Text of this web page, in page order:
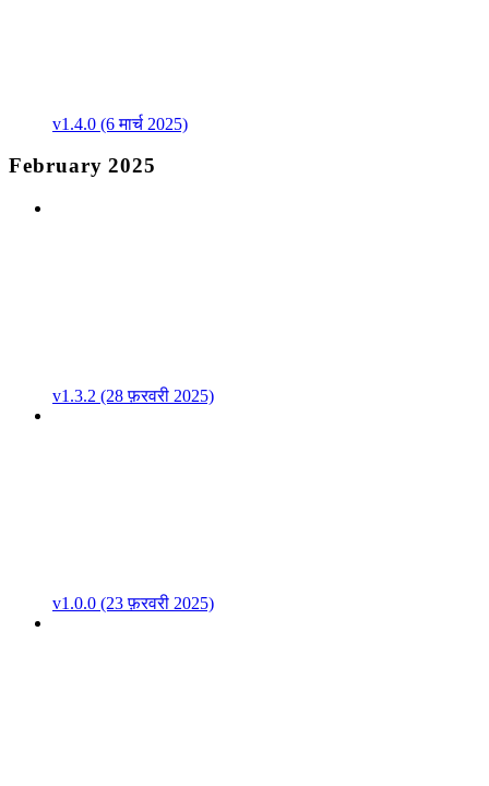
v1.4.0 (6 मार्च 2025)
February 2025
v1.3.2 (28 फ़रवरी 2025)
v1.0.0 (23 फ़रवरी 2025)